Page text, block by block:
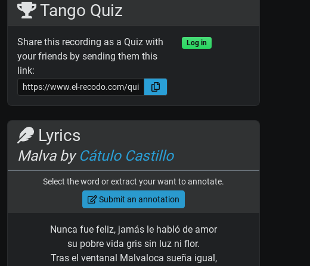
Tango Quiz
Share this recording as a Quiz with
your friends by sending them this
link:
Log in
Lyrics
Malva by Cátulo Castillo
Select the word or extract your want to annotate.
Submit an annotation
Nunca fue feliz, jamás le habló de amor
su pobre vida gris sin luz ni flor.
Tras el ventanal Malvaloca sueña igual,